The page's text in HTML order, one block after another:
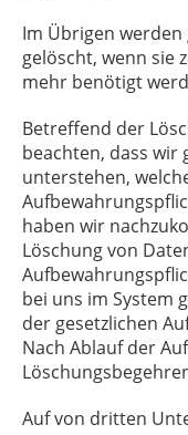
Im Übrigen
gelöscht, wenn sie
mehr benötigt
Betreffend der
beachten, dass wir
unterstehen,
haben wir
Löschung von
bei uns im System
der gesetzlichen
Nach Ablauf der
Auf von dritten